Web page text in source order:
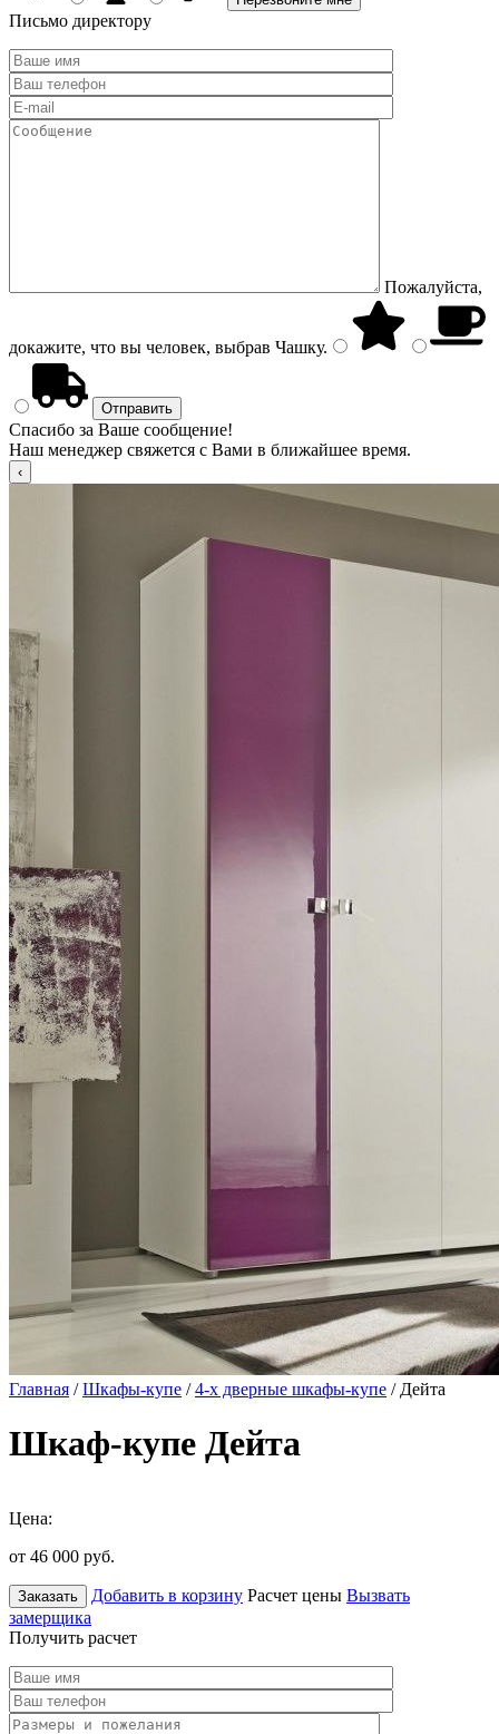
Письмо директору
Пожалуйста,
докажите, что вы человек, выбрав Чашку.
Спасибо за Ваше сообщение!
Наш менеджер свяжется с Вами в ближайшее время.
Главная /Шкафы-купе /4-х дверные шкафы-купе / Дейта
Шкаф-купе Дейта
Цена:
от 46 000 руб.
Заказать Добавить в корзину Расчет цены Вызвать
замерщика
Получить расчет